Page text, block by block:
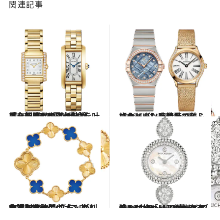
関連記事
2026.5.18
カルティエのアイコン「タンク」をより快適に。約8年の電池寿命を叶えた新時代のクォーツ
旅＆お出かけ 2026.5.21
【オメガ】一生ものにふさわしい、高精度で美しいクォーツ腕時計2選
旅＆お出かけ
2026.5.25
幸福を纏う。ヴァン クリーフ＆アーペル「スウィート アルハンブラ」が刻む特別な時間
旅＆お出かけ 2026.5.28
計3.1カラットの輝き。ブシュロン「セルパンボエム」が放つ、圧倒的存在感のジュエリーウォッチ
旅＆お出かけ